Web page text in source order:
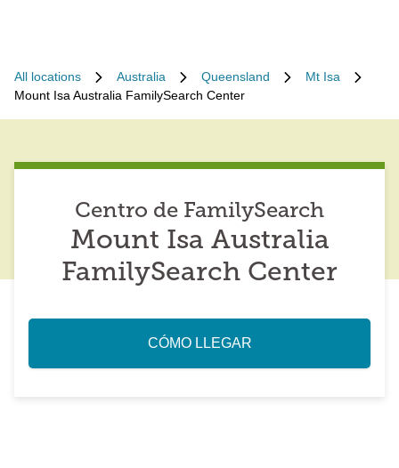
All locations Australia Queensland
Mt Isa
Mount Isa Australia FamilySearch Center
Centro de FamilySearch
Mount Isa Australia
FamilySearch Center
CÓMO LLEGAR